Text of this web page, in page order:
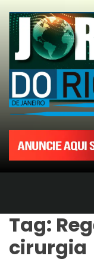
the
content
Tag:
cirurgia